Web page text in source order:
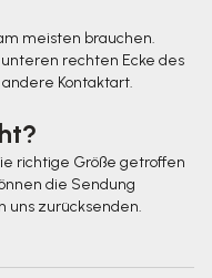
meisten brauchen.
rechten Ecke des
Kontaktart.
richtige Größe getroffen
die Sendung
uns zurücksenden.